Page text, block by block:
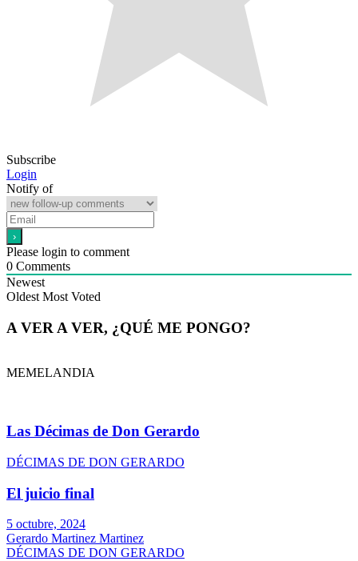
Subscribe
Login
Notify of
Please login to comment
0 Comments
Newest
Oldest Most Voted
A VER A VER, ¿QUÉ ME PONGO?
MEMELANDIA
Las Décimas de Don Gerardo
DÉCIMAS DE DON GERARDO
El juicio final
5 octubre, 2024
Gerardo Martinez Martinez
DÉCIMAS DE DON GERARDO